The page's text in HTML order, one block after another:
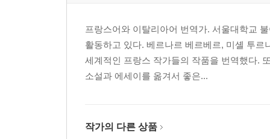
프랑스어와 이탈리아어 번역가. 서울대학교
활동하고 있다. 베르나르 베르베르, 미셸 투
세계적인 프랑스 작가들의 작품을 번역했다.
소설과 에세이를 옮겨서 좋은...
작가의 다른 상품